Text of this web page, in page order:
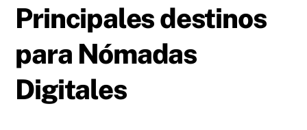
Principales destinos
para Nómadas
Digitales